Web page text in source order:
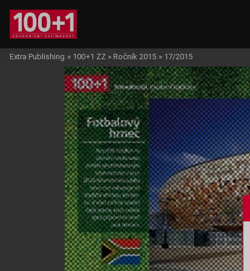
Extra Publishing » 100+1 ZZ » Ročník 2015 » 17/2015